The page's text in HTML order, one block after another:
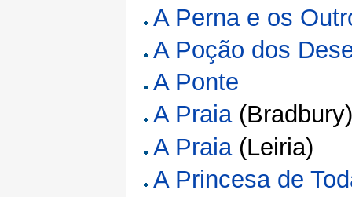
A Perna e os
A Poção dos
A Ponte
A Praia
A Praia(Leiria)
A Princesa de